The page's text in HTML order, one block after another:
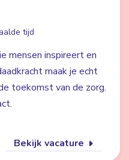
tijd
mensen inspireert en
maak je echt
toekomst van de zorg.
Bekijk vacature